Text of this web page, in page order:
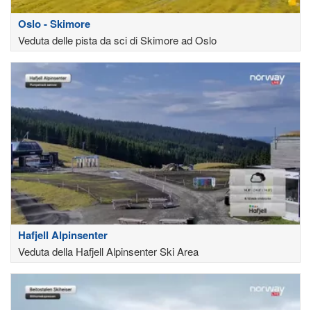
Oslo - Skimore
Veduta delle pista da sci di Skimore ad Oslo
Hafjell Alpinsenter
Veduta della Hafjell Alpinsenter Ski Area